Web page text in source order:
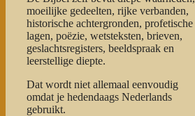
moeilijke gedeelten, rijke verbanden,
historische achtergronden, profetische
lagen, poëzie, wetsteksten, brieven,
geslachtsregisters, beeldspraak en
leerstellige diepte.
Dat wordt niet allemaal eenvoudig
omdat je hedendaags Nederlands
gebruikt.